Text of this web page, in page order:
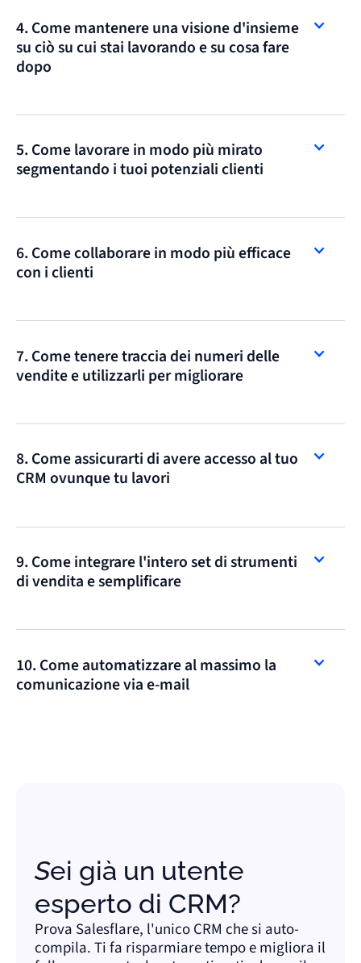
4. Come mantenere una visione d'insieme
su ciò su cui stai lavorando e su cosa fare
dopo
5. Come lavorare in modo più mirato
segmentando i tuoi potenziali clienti
6. Come collaborare in modo più efficace
con i clienti
7. Come tenere traccia dei numeri delle
vendite e utilizzarli per migliorare
8. Come assicurarti di avere accesso al tuo
CRM ovunque tu lavori
9. Come integrare l'intero set di strumenti
di vendita e semplificare
10. Come automatizzare al massimo la
comunicazione via e-mail
Sei già un utente
esperto di CRM?
Prova Salesflare, l'unico CRM che si auto-
compila. Ti fa risparmiare tempo e migliora il